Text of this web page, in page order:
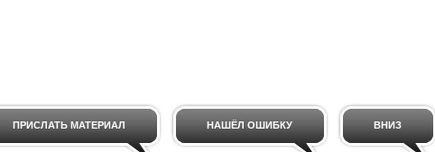
ПРИСЛАТЬ МАТЕРИАЛ НАШЁЛ ОШИБКУ ВНИЗ